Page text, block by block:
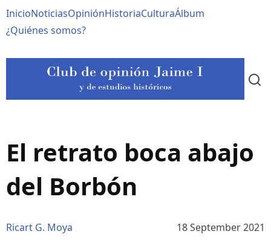
al
contenido
Navegación
principal
InicioNoticiasOpiniónHistoriaCulturaÁlbum
¿Quiénes somos?
El retrato boca abajo
del Borbón
Ricart G. Moya 18 September 2021